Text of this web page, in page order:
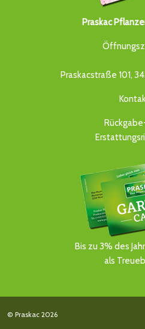
Praskac
Praskacstraße 101,
Bis zu 3% des
als
© Praskac 2026